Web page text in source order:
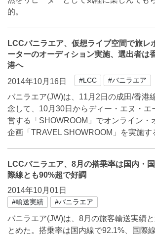
的。
LCCバニラエア、仮想ライブ空間で旅レ
ーターのオーディション実施、選出者は
港へ
2014年10月16日
#LCC #バニラエア
バニラエア(JW)は、11月2日の成田/香港
念して、10月30日からディー・エヌ・エ
営する「SHOWROOM」でオンライン・
企画「TRAVEL SHOWROOM」を実施す
LCCバニラエア、8月の搭乗率は国内・国
際線とも90%超で好調
2014年10月01日
#輸送実績 #バニラエア
バニラエア(JW)は、8月の旅客輸送実績
とめた。搭乗率は国内線で92.1%、国際